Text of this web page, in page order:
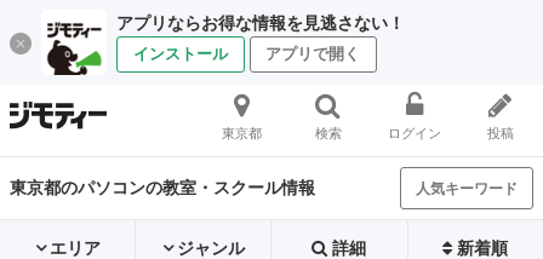
アプリならお得な情報を見逃さない！
インストール アプリで開く
東京都 検索 ログイン 投稿
東京都のパソコンの教室・スクール情報 人気キーワード
エリア ジャンル 詳細 新着順